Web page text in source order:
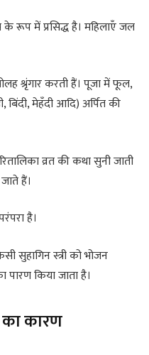
के रूप में प्रसिद्ध है। महिलाएँ जल
श्रृंगार करती हैं। पूजा में फूल,
बिंदी, मेहँदी आदि) अर्पित की
व्रत की कथा सुनी जाती
हैं।
है।
सुहागिन स्त्री को भोजन
किया जाता है।
का कारण